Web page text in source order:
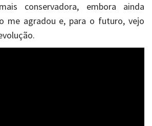
conservadora, embora ainda
me agradou e, para o futuro, vejo